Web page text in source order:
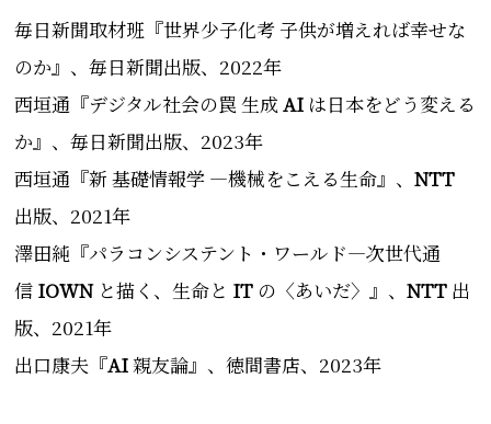
毎日新聞取材班『世界少子化考 子供が増えれば幸せな
のか』、毎日新聞出版、2022年
西垣通『デジタル社会の罠 生成AI は日本をどう変える
か』、毎日新聞出版、2023年
西垣通『新 基礎情報学 ―機械をこえる生命』、NTT
出版、2021年
澤田純『パラコンシステント・ワールド―次世代通
信 IOWN と描く、生命と IT の〈あいだ〉』、NTT 出
版、2021年
出口康夫『AI親友論』、徳間書店、2023年